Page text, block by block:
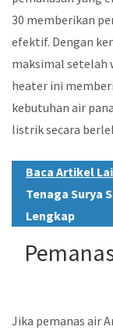
30 memberikan
efektif. Dengan
maksimal setelah
heater ini
kebutuhan air
listrik secara
Baca Artikel
Tenaga Surya
Lengkap
Jika pemanas air